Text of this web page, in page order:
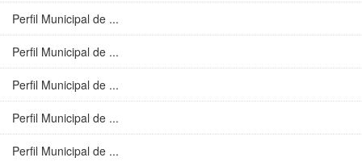
Perfil Municipal de ...
Perfil Municipal de ...
Perfil Municipal de ...
Perfil Municipal de ...
Perfil Municipal de ...